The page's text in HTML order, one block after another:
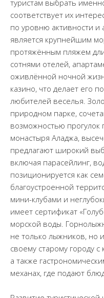
туристам выбрать
соответствует их
по уровню активности
является крупнейшим
протяжённым пляжем
сотнями отелей,
оживлённой ночной
казино, что делает его
любителей веселья.
природном парке,
возможностью
монастыря Аладжа,
предлагают широкий
включая парасейлинг,
позиционируется как
благоустроенной
мини-клубами и
имеет сертификат
морской воды.
не только лыжников, но
своему старому городу
а также
механах, где подают